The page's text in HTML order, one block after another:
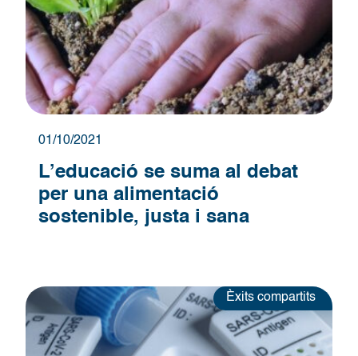
01/10/2021
L’educació se suma al debat
per una alimentació
sostenible, justa i sana
Èxits compartits